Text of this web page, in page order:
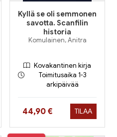
Kyllä se oli semmonen
savotta. Scanfilin
historia
Komulainen, Anitra
Kovakantinen kirja
Toimitusaika 1-3
arkipäivää
Hinta nyt
44,90 € TILAA